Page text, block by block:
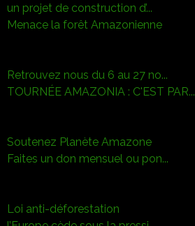
un projet de construction d’...
Menace la forêt Amazonienne
Retrouvez nous du 6 au 27 no...
TOURNÉE AMAZONIA : C'EST PAR...
Soutenez Planète Amazone
Faites un don mensuel ou pon...
Loi anti-déforestation